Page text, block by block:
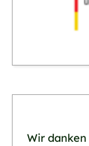
Wir danken